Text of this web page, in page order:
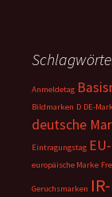
Anmeldetag
Bildmarken D DE-
deutsche
Eintragungstag
europäische Marke
Geruchsmarken